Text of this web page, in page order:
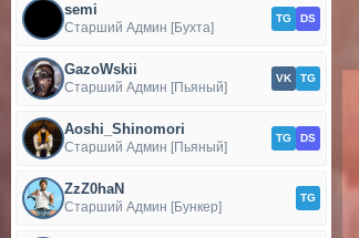
semi
Старший Админ [Бухта]
TG DS
GazoWskii
Старший Админ [Пьяный]
VK TG
Aoshi_Shinomori
Старший Админ [Пьяный]
TG DS
ZzZ0haN
Старший Админ [Бункер]
TG